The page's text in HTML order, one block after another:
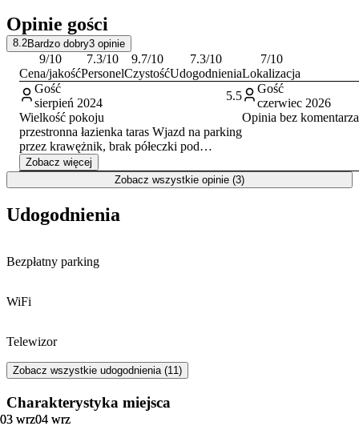
gotówce, a warunkiem potwierdzenia rezerwacji jest wcześniejsza
wpłata zaliczki w wysokości 30% całkowitej kwoty. Personel
obiektu komunikuje się w języku polskim, a także angielskim i
rosyjskim.
Opinie gości
8.2Bardzo dobry3 opinie
9/10
Cena/jakość
7.3/10
Personel
9.7/10
Czystość
7.3/10
Udogodnienia
7/10
Lokalizacja
Gość
sierpień 2024
5.5
Wielkość pokoju
przestronna łazienka taras Wjazd na parking
przez krawężnik, brak półeczki pod
prysznicem problem z rezerwacją
Zobacz więcej
Gość
czerwiec 2026
Opinia bez
Zobacz wszystkie opinie (3)
03 wrz04 wrz
03 wrz04 wrz
Udogodnienia
Bezpłatny parking
WiFi
Telewizor
Zobacz wszystkie udogodnienia (11)
Charakterystyka miejsca